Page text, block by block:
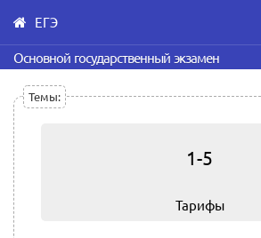
Skip
to
main
content
ЕГЭ
Основной государственный экзамен
Темы:
1-5
Тарифы